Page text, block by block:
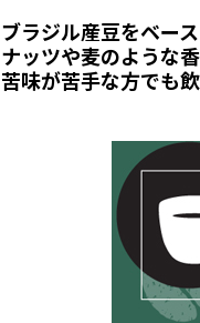
ブラジル産豆をベー
ナッツや麦のような
苦味が苦手な方でも